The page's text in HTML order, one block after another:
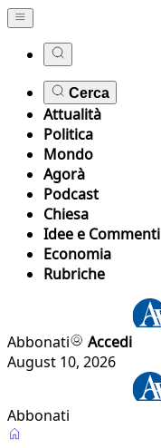
Cerca
Attualità
Politica
Mondo
Agorà
Podcast
Chiesa
Idee e Commenti
Economia
Rubriche
Abbonati
Accedi
August 10, 2026
Abbonati